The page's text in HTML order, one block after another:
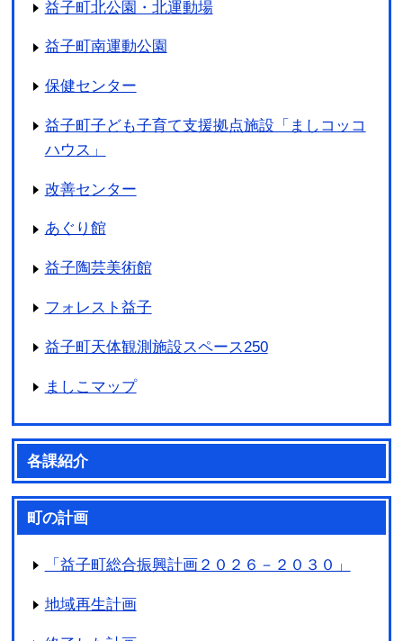
益子町北公園・北運動場
益子町南運動公園
保健センター
益子町子ども子育て支援拠点施設「ましコッコ
ハウス」
改善センター
あぐり館
益子陶芸美術館
フォレスト益子
益子町天体観測施設スペース250
ましこマップ
各課紹介
町の計画
「益子町総合振興計画２０２６－２０３０」
地域再生計画